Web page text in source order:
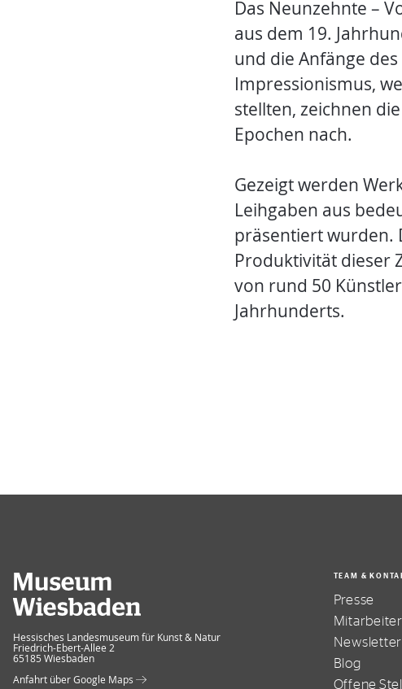
Das Neunzehnte –
aus dem 19.
und die Anfänge
Impressionismus,
stellten, zeichnen
Epochen nach.
Gezeigt werden
Leihgaben aus
präsentiert wurden.
Produktivität dieser
von rund 50
Jahrhunderts.
Museum Wiesbaden
Hessisches Landesmuseum für Kunst & Natur
Friedrich-Ebert-Allee 2
65185 Wiesbaden
Anfahrt über Google Maps
TEAM &
Presse
Newsletter
Blog
Offene